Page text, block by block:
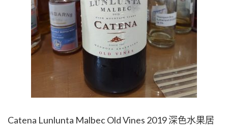
Catena Lunlunta Malbec Old Vines 2019 深色水果居